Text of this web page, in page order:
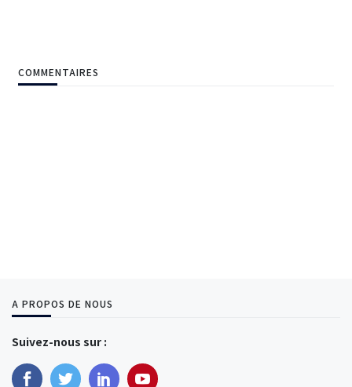
COMMENTAIRES
A PROPOS DE NOUS
Suivez-nous sur :